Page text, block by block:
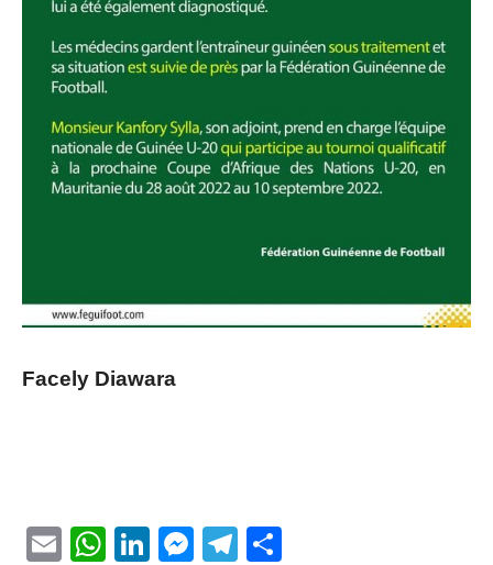
Facely Diawara
EmailWhatsApp
LinkedIn
Messenger
Telegram